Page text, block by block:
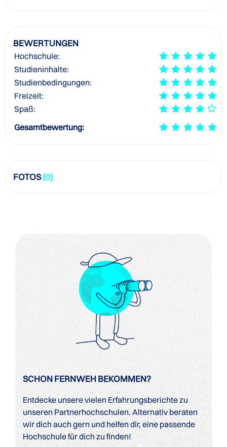
BEWERTUNGEN
Hochschule:
Studieninhalte:
Studienbedingungen:
Freizeit:
Spaß:
Gesamtbewertung:
FOTOS(0)
SCHON FERNWEH BEKOMMEN?
Entdecke unsere vielen Erfahrungsberichte zu
unseren Partnerhochschulen. Alternativ beraten
wir dich auch gern und helfen dir, eine passende
Hochschule für dich zu finden!